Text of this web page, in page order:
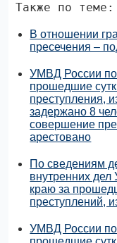
Также по теме:
В отношении
пресечения –
УМВД России по
прошедшие
преступления,
задержано 8
совершение
арестовано
По сведениям
внутренних
краю за
преступлений,
УМВД России по